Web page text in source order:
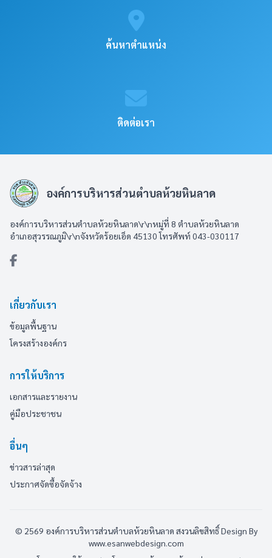
ค้นหาตำแหน่ง
ติดต่อเรา
องค์การบริหารส่วนตำบลห้วยหินลาด
องค์การบริหารส่วนตำบลห้วยหินลาด\r\nหมู่ที่ 8 ตำบลห้วยหินลาด
อำเภอสุวรรณภูมิ\r\nจังหวัดร้อยเอ็ด 45130 โทรศัพท์ 043-030117
เกี่ยวกับเรา
ข้อมูลพื้นฐาน
โครงสร้างองค์กร
การให้บริการ
เอกสารและรายงาน
คู่มือประชาชน
อื่นๆ
ข่าวสารล่าสุด
ประกาศจัดซื้อจัดจ้าง
© 2569 องค์การบริหารส่วนตำบลห้วยหินลาด สงวนลิขสิทธิ์Design By
www.esanwebdesign.com